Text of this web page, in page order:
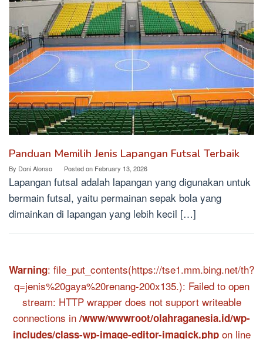
Panduan Memilih Jenis Lapangan Futsal Terbaik
By Doni Alonso Posted on February 13, 2026
Lapangan futsal adalah lapangan yang digunakan untuk
bermain futsal, yaitu permainan sepak bola yang
dimainkan di lapangan yang lebih kecil […]
Warning: file_put_contents(https://tse1.mm.bing.net/th?
q=jenis%20gaya%20renang-200x135.): Failed to open
stream: HTTP wrapper does not support writeable
connections in /www/wwwroot/olahraganesia.id/wp-
includes/class-wp-image-editor-imagick.phpon line